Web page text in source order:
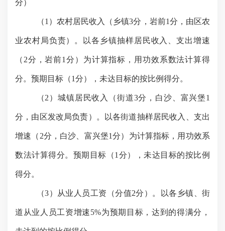
分）
（1）农村居民收入（乡镇3分，岩前1分，由区农
业农村局负责）。以各乡镇抽样居民收入、支出增速
（2分，岩前1分）为计算指标，用功效系数法计算得
分。预期目标（1分），未达目标的按比例得分。
（2）城镇居民收入（街道3分，白沙、富兴堡1
分，由区发改局负责）。以各街道抽样居民收入、支出
增速（2分，白沙、富兴堡1分）为计算指标，用功效系
数法计算得分。预期目标（1分），未达目标的按比例
得分。
（3）从业人员工资（分值2分）。以各乡镇、街
道从业人员工资增速5%为预期目标，达到的得满分，